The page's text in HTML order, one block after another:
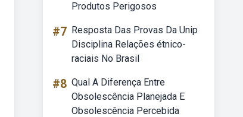
Produtos Perigosos
#7 Resposta Das Provas Da Unip
Disciplina Relações étnico-
raciais No Brasil
#8 Qual A Diferença Entre
Obsolescência Planejada E
Obsolescência Percebida